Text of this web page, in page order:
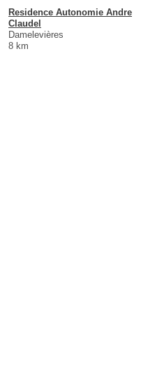
Residence Autonomie Andre
Claudel
Damelevières
8 km